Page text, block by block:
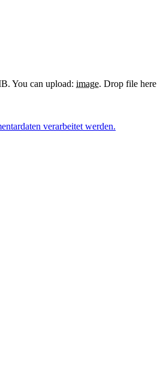
You can upload: image. Drop file here
verarbeitet werden.